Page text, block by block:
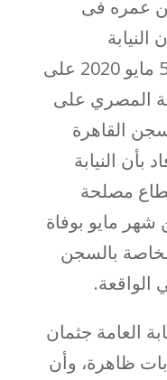
عمره فى
الذي تم نشره بتاريخ 5 مايو 2020 على
المصري على
القاهرة
النيابة
مصلحة
مايو بوفاة
بالسجن
الواقعة.
العامة جثمان
ظاهرة، وأن